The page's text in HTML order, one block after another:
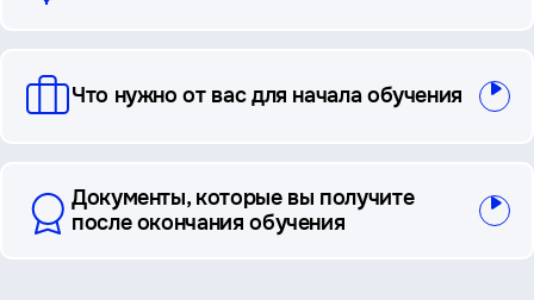
Что нужно от вас для начала обучения
Документы, которые вы получите
после окончания обучения